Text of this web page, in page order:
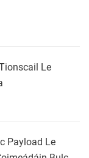
Le
Payload Le